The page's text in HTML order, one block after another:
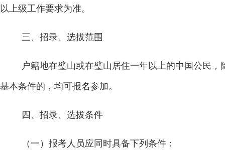
以上级工作要求为准。
三、招录、选拔范围
户籍地在璧山或在璧山居住一年以上的中国公民
基本条件的，均可报名参加。
四、招录、选拔条件
（一）报考人员应同时具备下列条件：